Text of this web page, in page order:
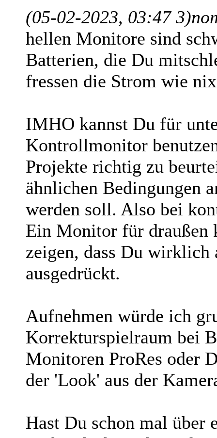
(05-02-2023, 03:47 3)
hellen Monitore sind
Batterien, die Du
fressen die Strom wie
IMHO kannst Du für
Kontrollmonitor
Projekte richtig zu
ähnlichen Bedingungen
werden soll. Also bei
Ein Monitor für draußen
zeigen, dass Du
ausgedrückt.
Aufnehmen würde ich
Korrekturspielraum bei
Monitoren ProRes oder
der 'Look' aus der
Hast Du schon mal über